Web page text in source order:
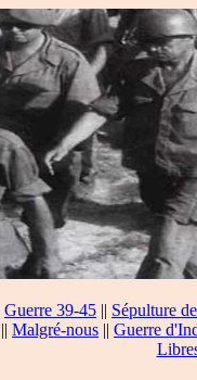
Guerre 39-45 || Sépulture
|| Malgré-nous || Guerre